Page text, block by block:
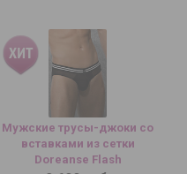
Мужские трусы-джоки со
вставками из сетки
Doreanse Flash